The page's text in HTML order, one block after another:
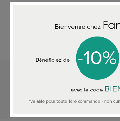
TOUTES LES
Désirée Schmidt